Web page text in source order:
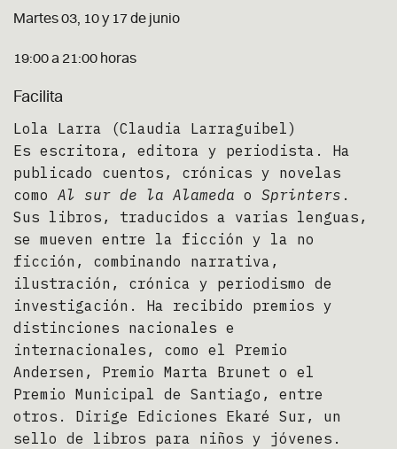
Martes 03, 10 y 17 de junio
19:00 a 21:00 horas
Facilita
Lola Larra (Claudia Larraguibel)
Es escritora, editora y periodista. Ha
publicado cuentos, crónicas y novelas
como Al sur de la Alameda o Sprinters .
Sus libros, traducidos a varias lenguas,
se mueven entre la ficción y la no
ficción, combinando narrativa,
ilustración, crónica y periodismo de
investigación. Ha recibido premios y
distinciones nacionales e
internacionales, como el Premio
Andersen, Premio Marta Brunet o el
Premio Municipal de Santiago, entre
otros. Dirige Ediciones Ekaré Sur, un
sello de libros para niños y jóvenes.